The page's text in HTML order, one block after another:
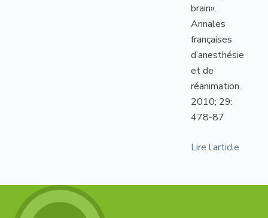
brain».
Annales
françaises
d’anesthésie
et de
réanimation.
2010; 29:
478-87
Lire l’article